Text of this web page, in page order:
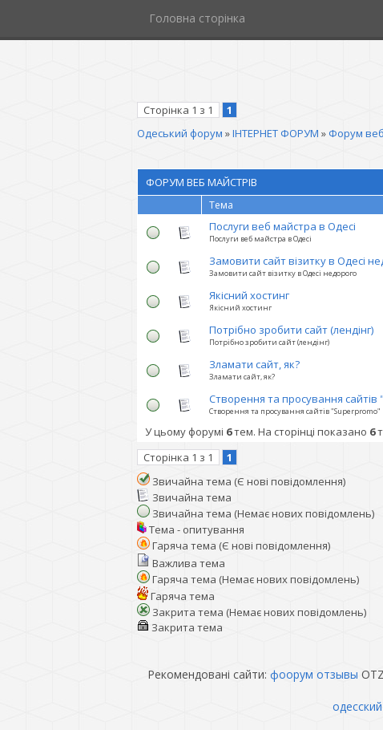
Головна сторінка
Сторінка 1 з 1
1
Одеський форум »ІНТЕРНЕТ ФОРУМ » Форум
ФОРУМ ВЕБ МАЙСТРІВ
Тема
Послуги веб майстра в Одесі
Послуги веб майстра в Одесі
Замовити сайт візитку в Одесі
Замовити сайт візитку в Одесі недорого
Якісний хостинг
Якісний хостинг
Потрібно зробити сайт (лендінг)
Потрібно зробити сайт (лендінг)
Зламати сайт, як?
Зламати сайт, як?
Створення та просування
Створення та просування сайтів "Superpromo"
У цьому форумі 6тем. На сторінці показано 6
Сторінка 1 з 1
1
Звичайна тема (Є нові повідомлення)
Звичайна тема
Звичайна тема (Немає нових повідомлень)
Тема - опитування
Гаряча тема (Є нові повідомлення)
Важлива тема
Гаряча тема (Немає нових повідомлень)
Гаряча тема
Закрита тема (Немає нових повідомлень)
Закрита тема
Рекомендовані сайти: фоорум отзывы